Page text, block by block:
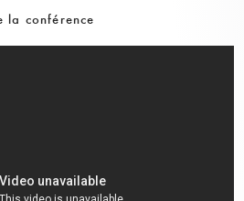
la conférence